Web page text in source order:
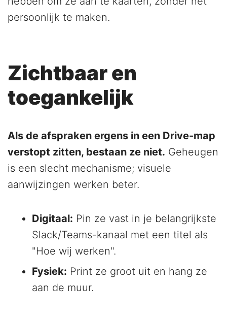
persoonlijk te maken.
Zichtbaar en
toegankelijk
Als de afspraken ergens in een Drive-map
verstopt zitten, bestaan ze niet. Geheugen
is een slecht mechanisme; visuele
aanwijzingen werken beter.
Digitaal: Pin ze vast in je belangrijkste
Slack/Teams-kanaal met een titel als
"Hoe wij werken".
Fysiek: Print ze groot uit en hang ze
aan de muur.